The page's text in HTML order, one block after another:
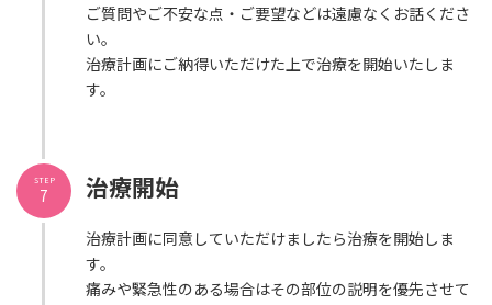
ご質問やご不安な点・ご要望などは遠慮なくお話くださ
い。
治療計画にご納得いただけた上で治療を開始いたしま
す。
治療開始
治療計画に同意していただけましたら治療を開始しま
す。
痛みや緊急性のある場合はその部位の説明を優先させて
STEP
7